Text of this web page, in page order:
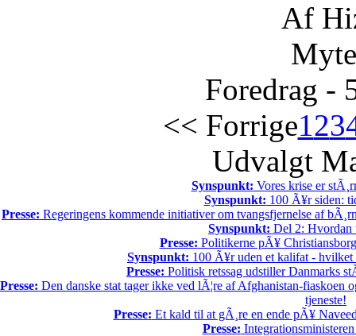
Af
Foredrag -
<< Forrige123
Udvalgt
Synspunkt: Vores krise er
Synspunkt: 100 Ã¥r siden:
Presse: Regeringens kommende initiativer om tvangsfjernelse af
Synspunkt: Del 2: Hvordan
Presse: Politikerne pÃ¥
Synspunkt: 100 Ã¥r uden et kalifat - hvilket
Presse: Politisk retssag udstiller Danmarks
Presse: Den danske stat tager ikke ved lÃ¦re af Afghanistan-
tjeneste!
Presse: Et kald til at gÃ¸re en ende pÃ¥
Presse: